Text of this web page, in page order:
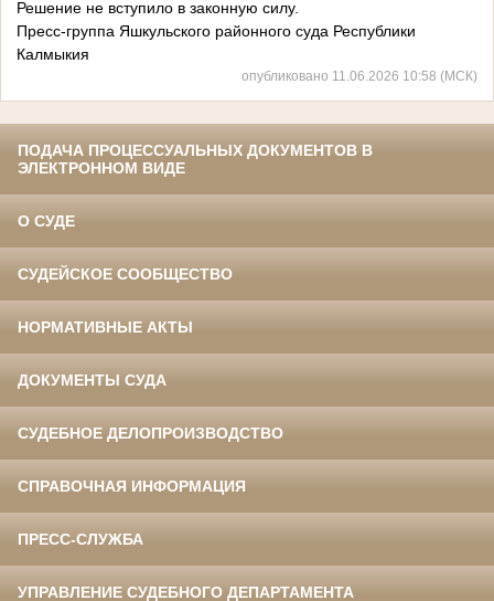
Решение не вступило в законную силу.
Пресс-группа Яшкульского районного суда Республики
Калмыкия
опубликовано 11.06.2026 10:58 (МСК)
ПОДАЧА ПРОЦЕССУАЛЬНЫХ ДОКУМЕНТОВ В
ЭЛЕКТРОННОМ ВИДЕ
О СУДЕ
СУДЕЙСКОЕ СООБЩЕСТВО
НОРМАТИВНЫЕ АКТЫ
ДОКУМЕНТЫ СУДА
СУДЕБНОЕ ДЕЛОПРОИЗВОДСТВО
СПРАВОЧНАЯ ИНФОРМАЦИЯ
ПРЕСС-СЛУЖБА
УПРАВЛЕНИЕ СУДЕБНОГО ДЕПАРТАМЕНТА